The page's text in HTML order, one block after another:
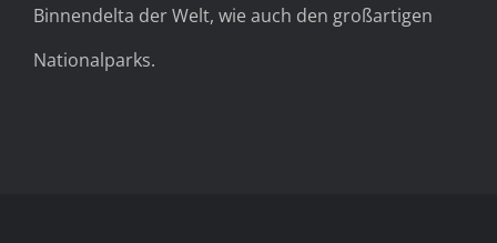
Binnendelta der Welt, wie auch den großartigen
Nationalparks.